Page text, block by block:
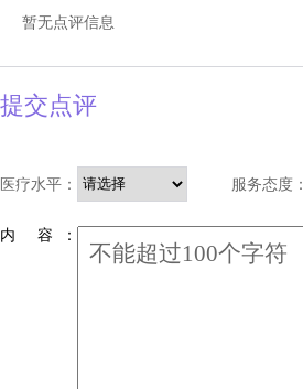
暂无点评信息
提交点评
医疗水平： 服务态度：
内 容 ：